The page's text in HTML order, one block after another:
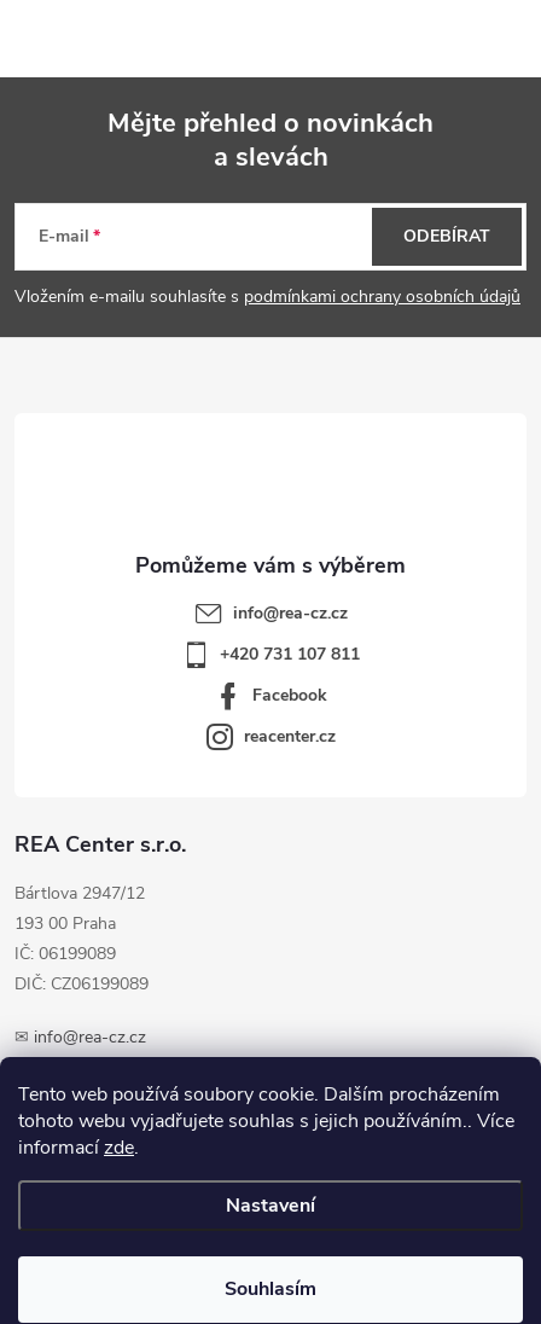
Tento web používá soubory cookie. Dalším procházením
tohoto webu vyjadřujete souhlas s jejich používáním.. Více
informacízde.
Nastavení
Souhlasím
p
a
Mějte přehled o novinkách
a slevách
E-mail
Vložením e-mailu souhlasíte s podmínkami ochrany osobních údajů
ODEBÍRAT
REA Center s.r.o.
Bártlova 2947/12
193 00 Praha
IČ: 06199089
DIČ: CZ06199089
✉ info@rea-cz.cz
info@rea-cz.cz
+420 731 107 811
Facebook
reacenter.cz
Copyright 2026
cookies